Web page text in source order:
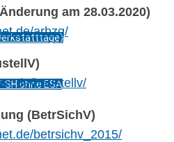
ohne ESA
am 28.03.2020)
arbzg/
baustellv/
(BetrSichV)
betrsichv_2015/